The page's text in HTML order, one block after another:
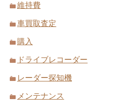
維持費
車買取査定
購入
ドライブレコーダー
レーダー探知機
メンテナンス